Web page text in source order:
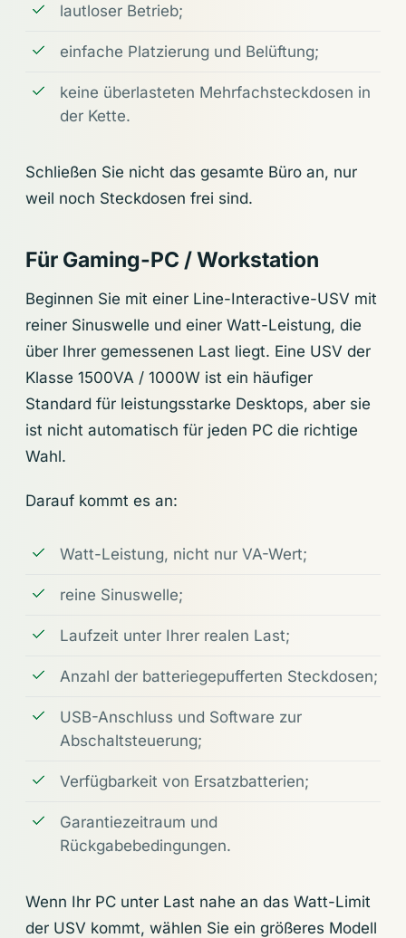
lautloser Betrieb;
einfache Platzierung und Belüftung;
keine überlasteten Mehrfachsteckdosen in
der Kette.
Schließen Sie nicht das gesamte Büro an, nur
weil noch Steckdosen frei sind.
Für Gaming-PC / Workstation
Beginnen Sie mit einer Line-Interactive-USV mit
reiner Sinuswelle und einer Watt-Leistung, die
über Ihrer gemessenen Last liegt. Eine USV der
Klasse 1500VA / 1000W ist ein häufiger
Standard für leistungsstarke Desktops, aber sie
ist nicht automatisch für jeden PC die richtige
Wahl.
Darauf kommt es an:
Watt-Leistung, nicht nur VA-Wert;
reine Sinuswelle;
Laufzeit unter Ihrer realen Last;
Anzahl der batteriegepufferten Steckdosen;
USB-Anschluss und Software zur
Abschaltsteuerung;
Verfügbarkeit von Ersatzbatterien;
Garantiezeitraum und
Rückgabebedingungen.
Wenn Ihr PC unter Last nahe an das Watt-Limit
der USV kommt, wählen Sie ein größeres Modell